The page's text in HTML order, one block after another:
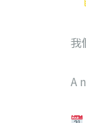
我
A